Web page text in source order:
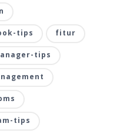
tips fitur
tips
tips